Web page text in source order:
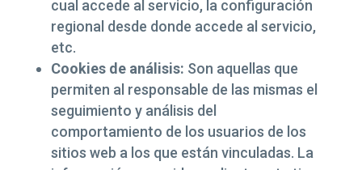
cual accede al servicio, la configuración
regional desde donde accede al servicio,
etc.
Cookies de análisis: Son aquellas que
permiten al responsable de las mismas el
seguimiento y análisis del
comportamiento de los usuarios de los
sitios web a los que están vinculadas. La